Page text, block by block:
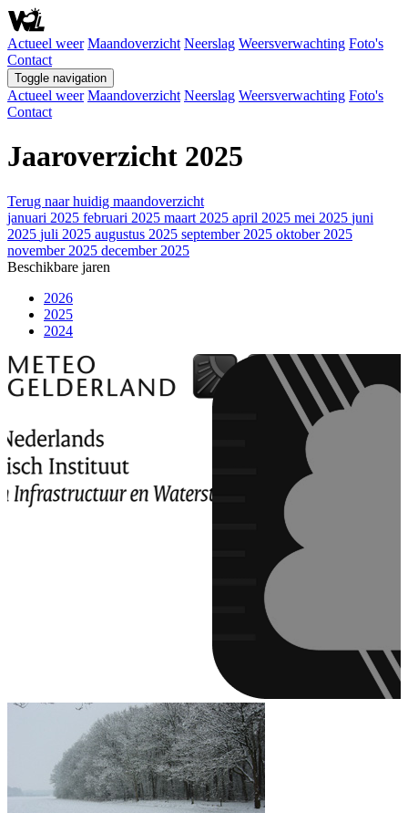
Actueel weer Maandoverzicht Neerslag Weersverwachting Foto's
Contact
Toggle navigation
Actueel weer Maandoverzicht Neerslag Weersverwachting Foto's
Contact
Jaaroverzicht 2025
Terug naar huidig maandoverzicht
januari 2025 februari 2025 maart 2025 april 2025 mei 2025 juni
2025 juli 2025 augustus 2025 september 2025 oktober 2025
november 2025 december 2025
Beschikbare jaren
2026
2025
2024